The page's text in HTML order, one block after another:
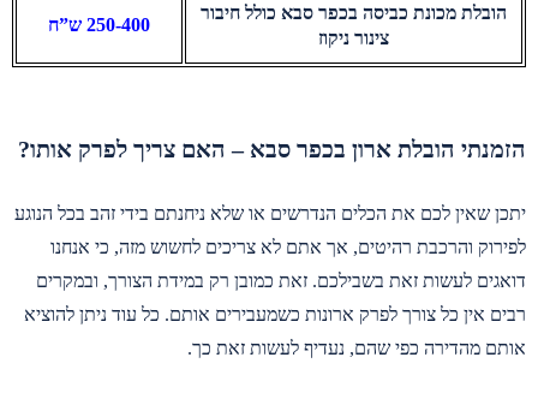
הובלת מכונת כביסה בכפר סבא כולל חיבור
צינור ניקוז
250-400 ש”ח
הזמנתי הובלת ארון בכפר סבא – האם צריך לפרק אותו?
יתכן שאין לכם את הכלים הנדרשים או שלא ניחנתם בידי זהב בכל הנוגע
לפירוק והרכבת רהיטים, אך אתם לא צריכים לחשוש מזה, כי אנחנו
דואגים לעשות זאת בשבילכם. זאת כמובן רק במידת הצורך, ובמקרים
רבים אין כל צורך לפרק ארונות כשמעבירים אותם. כל עוד ניתן להוציא
אותם מהדירה כפי שהם, נעדיף לעשות זאת כך.